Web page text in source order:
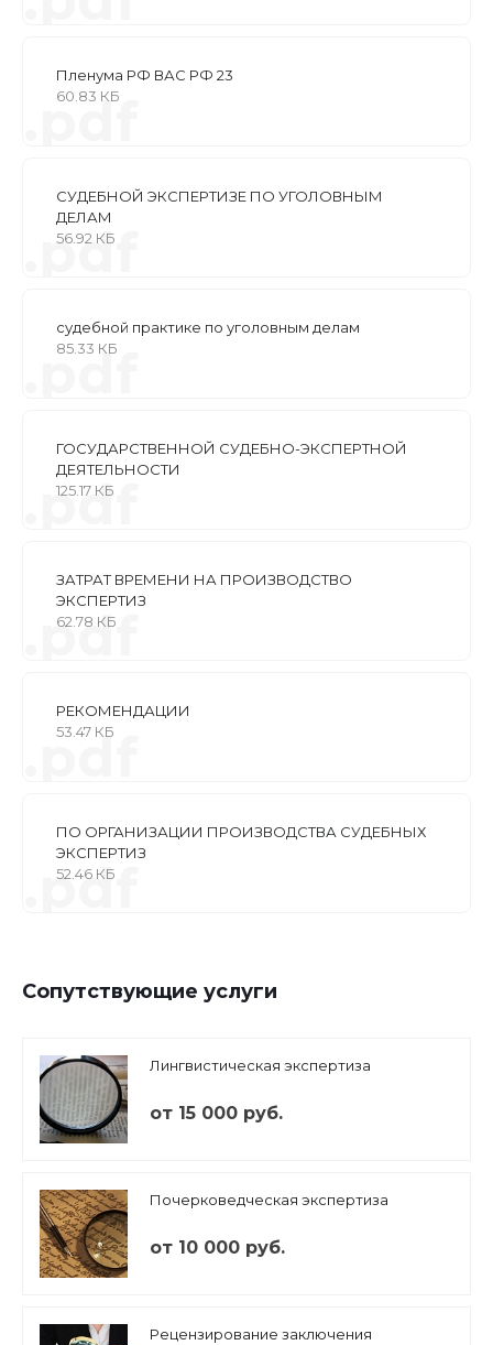
Пленума РФ ВАС РФ 23
60.83 КБ
.pdf
СУДЕБНОЙ ЭКСПЕРТИЗЕ ПО УГОЛОВНЫМ
ДЕЛАМ
56.92 КБ
.pdf
судебной практике по уголовным делам
85.33 КБ
.pdf
ГОСУДАРСТВЕННОЙ СУДЕБНО-ЭКСПЕРТНОЙ
ДЕЯТЕЛЬНОСТИ
125.17 КБ
.pdf
ЗАТРАТ ВРЕМЕНИ НА ПРОИЗВОДСТВО
ЭКСПЕРТИЗ
62.78 КБ
.pdf
РЕКОМЕНДАЦИИ
53.47 КБ
.pdf
ПО ОРГАНИЗАЦИИ ПРОИЗВОДСТВА СУДЕБНЫХ
ЭКСПЕРТИЗ
52.46 КБ
.pdf
Сопутствующие услуги
Лингвистическая экспертиза
от 15 000 руб.
Почерковедческая экспертиза
от 10 000 руб.
Рецензирование заключения